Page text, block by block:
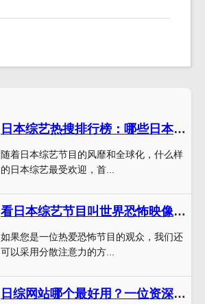
日本综艺热搜排行榜：哪些日本综艺最受欢迎？
随着日本综艺节目的风靡和全球化，什么样
的日本综艺最受欢迎，首...
看日本综艺节目叫世界恐怖映像需要具备哪些心理准备？
如果您是一位热爱恐怖节目的观众，我们还
可以采用分散注意力的方...
日综网站哪个最好用？一位资深资深观众的对比评测